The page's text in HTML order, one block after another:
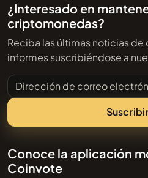
¿Interesado en
criptomonedas?
Reciba las últimas noticias
informes suscribiéndose a
Dirección de correo
Conoce la aplicación
Coinvote